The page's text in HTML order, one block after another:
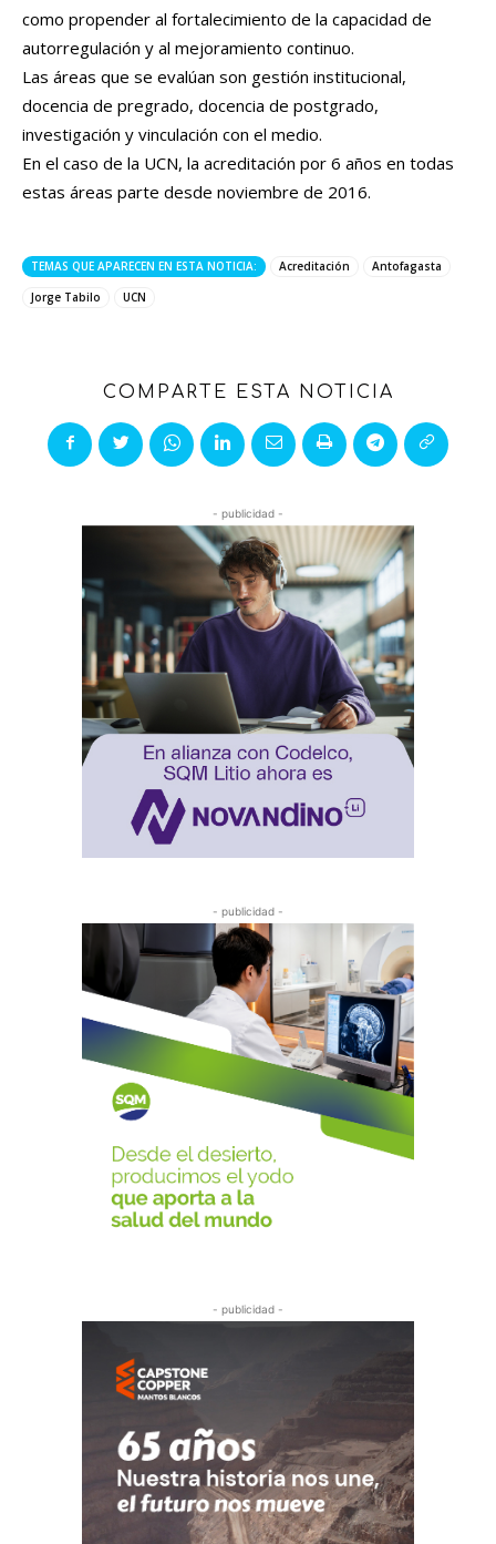
como propender al fortalecimiento de la capacidad de
autorregulación y al mejoramiento continuo.
Las áreas que se evalúan son gestión institucional,
docencia de pregrado, docencia de postgrado,
investigación y vinculación con el medio.
En el caso de la UCN, la acreditación por 6 años en todas
estas áreas parte desde noviembre de 2016.
TEMAS QUE APARECEN EN ESTA NOTICIA: Acreditación
Antofagasta
Jorge Tabilo
UCN
COMPARTE ESTA NOTICIA
- publicidad -
- publicidad -
- publicidad -